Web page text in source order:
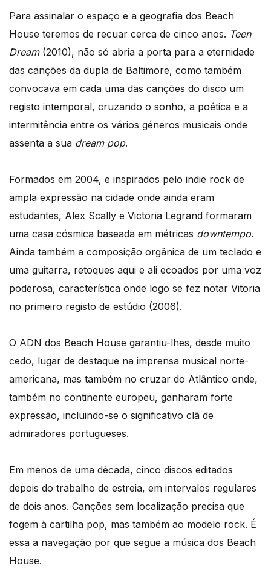
Para assinalar o espaço e a geografia dos Beach
House teremos de recuar cerca de cinco anos. Teen
Dream (2010), não só abria a porta para a eternidade
das canções da dupla de Baltimore, como também
convocava em cada uma das canções do disco um
registo intemporal, cruzando o sonho, a poética e a
intermitência entre os vários géneros musicais onde
assenta a sua dream pop.
Formados em 2004, e inspirados pelo indie rock de
ampla expressão na cidade onde ainda eram
estudantes, Alex Scally e Victoria Legrand formaram
uma casa cósmica baseada em métricas downtempo.
Ainda também a composição orgânica de um teclado e
uma guitarra, retoques aqui e ali ecoados por uma voz
poderosa, característica onde logo se fez notar Vitoria
no primeiro registo de estúdio (2006).
O ADN dos Beach House garantiu-lhes, desde muito
cedo, lugar de destaque na imprensa musical norte-
americana, mas também no cruzar do Atlântico onde,
também no continente europeu, ganharam forte
expressão, incluindo-se o significativo clã de
admiradores portugueses.
Em menos de uma década, cinco discos editados
depois do trabalho de estreia, em intervalos regulares
de dois anos. Canções sem localização precisa que
fogem à cartilha pop, mas também ao modelo rock. É
essa a navegação por que segue a música dos Beach
House.